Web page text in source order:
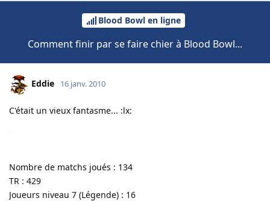
Blood Bowl en ligne
Comment finir par se faire chier à Blood Bowl...
Eddie 16 janv. 2010
C'était un vieux fantasme... :lx:
Nombre de matchs joués : 134
TR : 429
Joueurs niveau 7 (Légende) : 16